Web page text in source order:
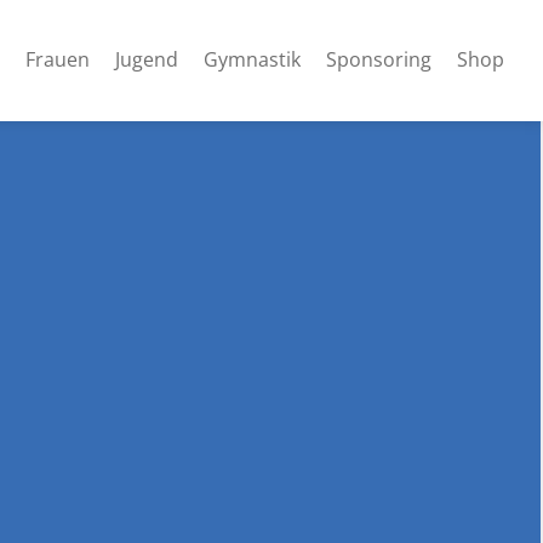
Frauen Jugend Gymnastik Sponsoring Shop